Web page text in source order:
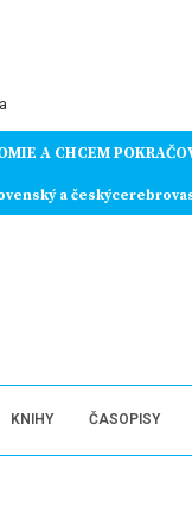
A CHCEM
a
KNIHY ČASOPISY